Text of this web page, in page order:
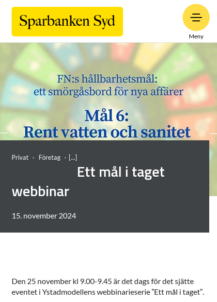
Meny
Privat Företag
Ett mål i taget
webbinar
15. november 2024
Den 25 november kl 9.00-9.45 är det dags för det sjätte
eventet i Ystadmodellens webbinarieserie ”Ett mål i taget”.